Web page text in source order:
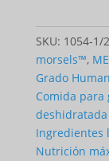
Whitefish
Cats)
SKU: 1054-1/
morsels™,
Grado
Comida para
Ingredientes
Nutrición